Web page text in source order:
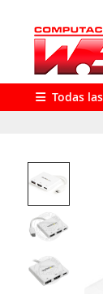
Todas